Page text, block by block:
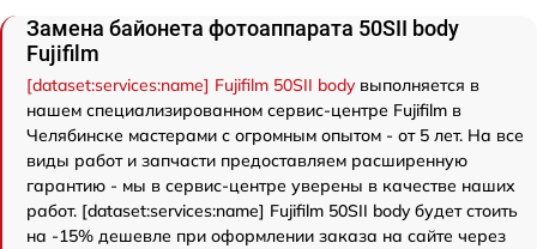
Замена байонета фотоаппарата 50SII body
Fujifilm
[dataset:services:name] Fujifilm 50SII bodyвыполняется в
нашем специализированном сервис-центре Fujifilm в
Челябинске мастерами с огромным опытом - от 5 лет. На все
виды работ и запчасти предоставляем расширенную
гарантию - мы в сервис-центре уверены в качестве наших
работ. [dataset:services:name] Fujifilm 50SII body будет стоить
на -15% дешевле при оформлении заказа на сайте через